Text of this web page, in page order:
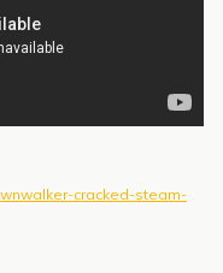
cracked-steam-